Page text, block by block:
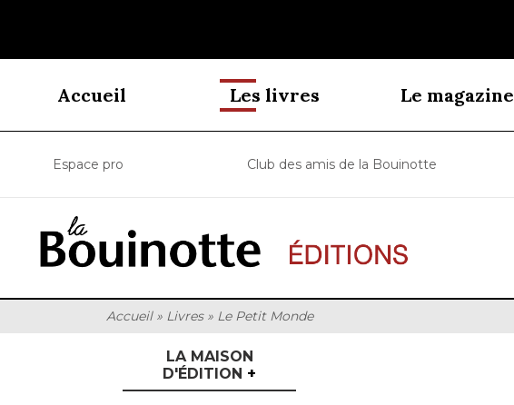
Accueil Les livres Le magazine
Espace pro Club des amis de la Bouinotte
Accueil» Livres» Le Petit Monde
LA MAISON
D'ÉDITION +